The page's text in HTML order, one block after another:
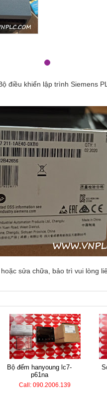
điều khiển lập trình Siemens
sửa chữa, bảo trì vui lòng
bộ đếm hanyoung lc7-
p61na
Call: 090.2006.139
scr hanyoung tpr2-